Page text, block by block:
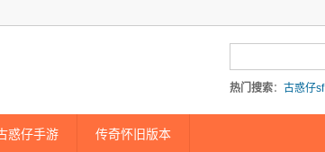
热门搜索： 古惑仔sf
惑仔手游 传奇怀旧版本